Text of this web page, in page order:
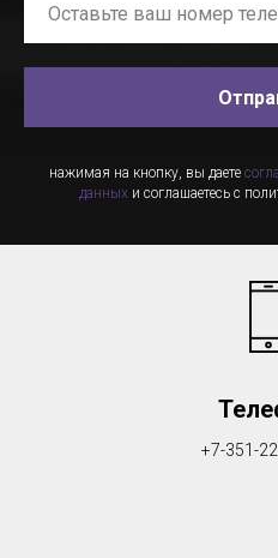
нажимая на кнопку, вы даете
данныхи соглашаетесь c
+7-351-